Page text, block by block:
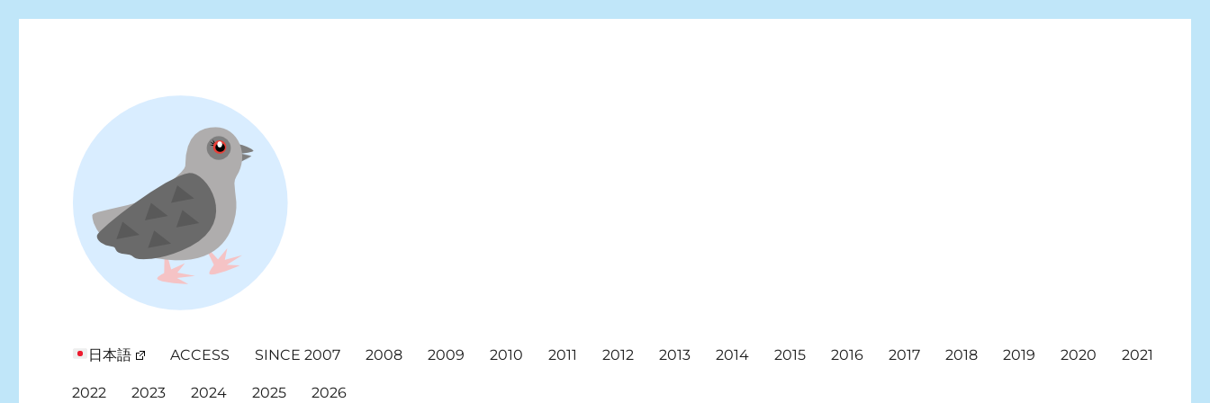
日本語 ACCESS SINCE 2007 2008 2009 2010 2011 2012 2013 2014 2015 2016 2017 2018 2019 2020 2021
2022 2023 2024 2025 2026